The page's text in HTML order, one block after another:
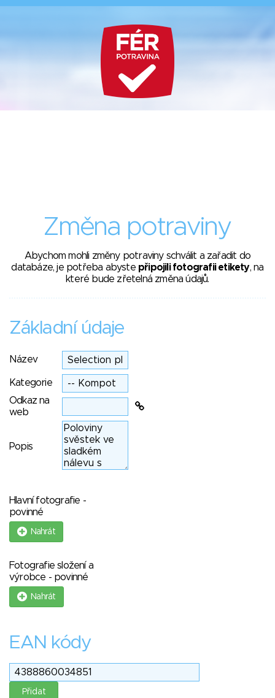
Změna potraviny
Abychom mohli změny potraviny schválit a zařadit do
databáze, je potřeba abyste připojili fotografii etikety, na
které bude zřetelná změna údajů.
Základní údaje
Název
Kategorie
Odkaz na
web
Popis
Hlavní fotografie -
povinné
Nahrát
Fotografie složení a
výrobce - povinné
Nahrát
EAN kódy